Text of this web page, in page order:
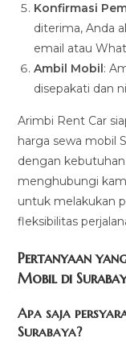
Konfirmasi
diterima, Anda
email atau
Ambil Mobil:
disepakati dan
Arimbi Rent Car
harga sewa mobil
dengan
menghubungi
untuk melakukan
fleksibilitas
Pertanyaan
Mobil di
Apa saja
Surabaya?